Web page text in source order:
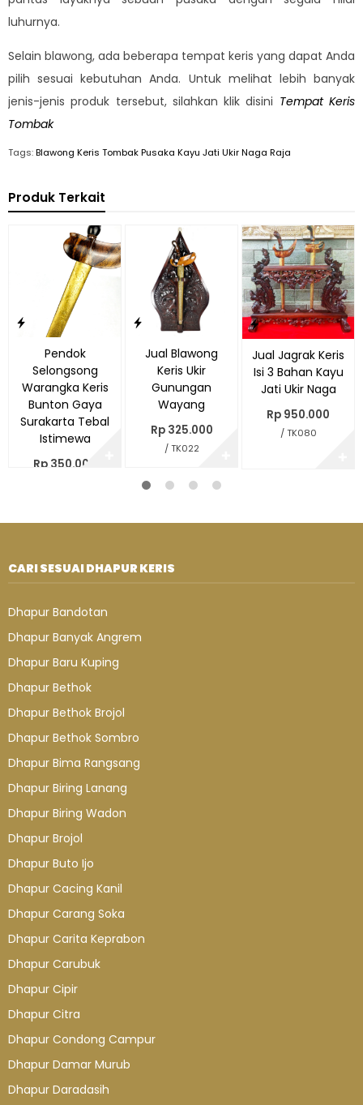
luhurnya.
Selain blawong, ada beberapa tempat keris yang dapat Anda
pilih sesuai kebutuhan Anda. Untuk melihat lebih banyak
jenis-jenis produk tersebut, silahkan klik disini Tempat Keris
Tombak
Tags:Blawong Keris Tombak Pusaka Kayu Jati Ukir Naga Raja
Produk Terkait
Pendok
Selongsong
Warangka Keris
Bunton Gaya
Surakarta Tebal
Istimewa
Rp 350.000
Jual Blawong
Keris Ukir
Gunungan
Wayang
Rp 325.000
/ TK022
Jual Jagrak Keris
Isi 3 Bahan Kayu
Jati Ukir Naga
Rp 950.000
/ TK080
CARI SESUAI DHAPUR KERIS
Dhapur Bandotan
Dhapur Banyak Angrem
Dhapur Baru Kuping
Dhapur Bethok
Dhapur Bethok Brojol
Dhapur Bethok Sombro
Dhapur Bima Rangsang
Dhapur Biring Lanang
Dhapur Biring Wadon
Dhapur Brojol
Dhapur Buto Ijo
Dhapur Cacing Kanil
Dhapur Carang Soka
Dhapur Carita Keprabon
Dhapur Carubuk
Dhapur Cipir
Dhapur Citra
Dhapur Condong Campur
Dhapur Damar Murub
Dhapur Daradasih